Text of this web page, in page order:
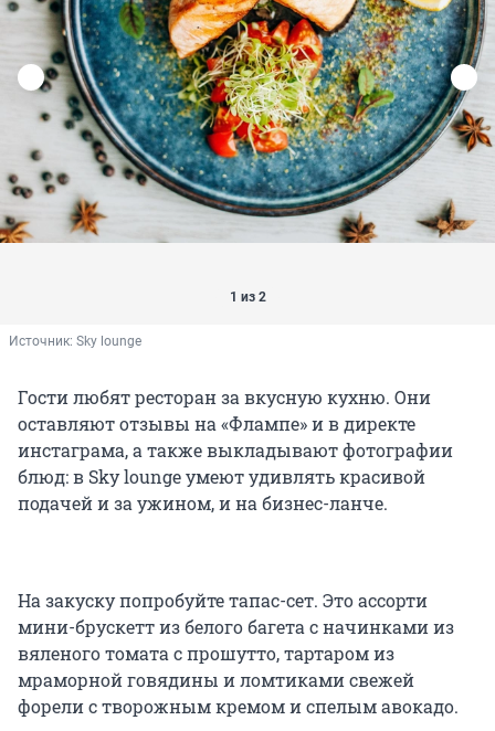
1 из 2
Источник: Sky lounge
Гости любят ресторан за вкусную кухню. Они
оставляют отзывы на «Флампе» и в директе
инстаграма, а также выкладывают фотографии
блюд: в Sky lounge умеют удивлять красивой
подачей и за ужином, и на бизнес-ланче.
На закуску попробуйте тапас-сет. Это ассорти
мини-брускетт из белого багета с начинками из
вяленого томата с прошутто, тартаром из
мраморной говядины и ломтиками свежей
форели с творожным кремом и спелым авокадо.